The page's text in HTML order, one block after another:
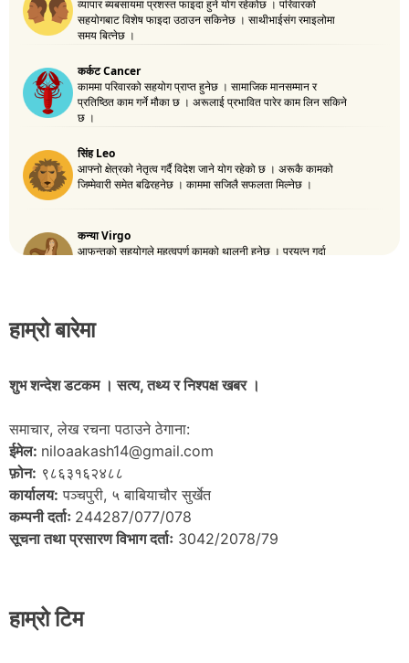
हाम्रो बारेमा
शुभ शन्देश डटकम । सत्य, तथ्य र निश्पक्ष खबर ।
समाचार, लेख रचना पठाउने ठेगाना:
ईमेल: niloaakash14@gmail.com
फ़ोन: ९८६३१६२४८८
कार्यालय: पञ्चपुरी, ५ बाबियाचौर सुर्खेत
कम्पनी दर्ताः 244287/077/078
सूचना तथा प्रसारण विभाग दर्ताः 3042/2078/79
हाम्रो टिम